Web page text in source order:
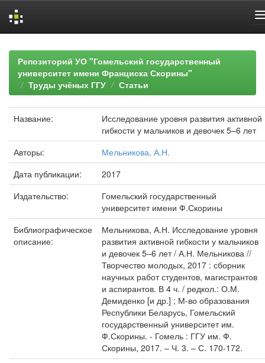
navigationРепозиторий УО "Гомельский государственный
университет имени Франциска Скорины"
Труды учёных ГГУ
Статьи
Название:
Исследование уровня развития активной
гибкости у мальчиков и девочек 5–6 лет
Авторы:
Мельникова, А.Н.
Дата публикации:
2017
Издательство:
Гомельский государственный
университет имени Ф.Скорины
Библиографическое
описание:
Мельникова, А.Н. Исследование уровня
развития активной гибкости у мальчиков
и девочек 5–6 лет / А.Н. Мельникова //
Творчество молодых, 2017 : сборник
научных работ студентов, магистрантов
и аспирантов. В 4 ч. / редкол.: О.М.
Демиденко [и др.] ; М-во образования
Республики Беларусь, Гомельский
государственный университет им.
Ф.Скорины. - Гомель : ГГУ им. Ф.
Скорины, 2017. – Ч. 3. – С. 170-172.